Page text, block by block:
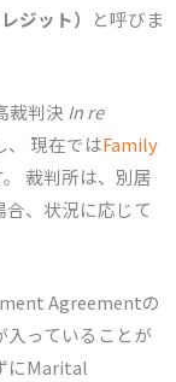
ジット）
と呼びま
裁判決 In re
、 現在ではFamily
裁判所は、別居
、状況に応じて
Agreementの
っていることが
にMarital